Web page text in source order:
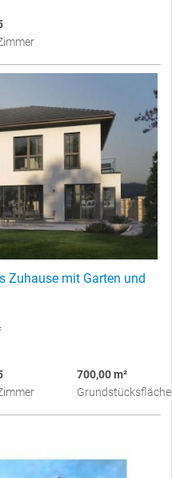
Zuhause mit Garten und
700,00 m²
Grundstücksfläche